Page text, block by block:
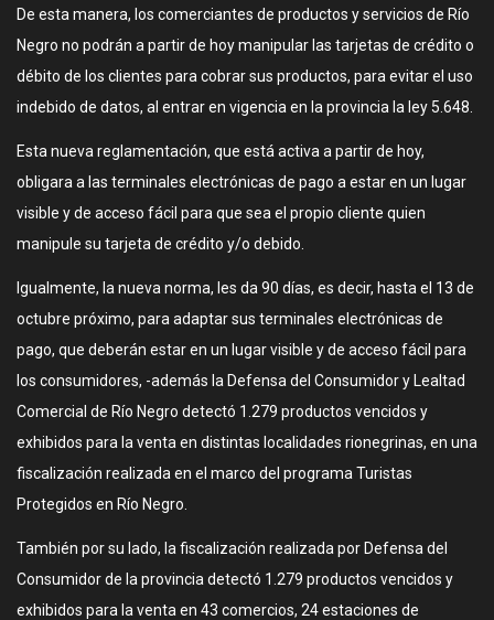
De esta manera, los comerciantes de productos y servicios de Río
Negro no podrán a partir de hoy manipular las tarjetas de crédito o
débito de los clientes para cobrar sus productos, para evitar el uso
indebido de datos, al entrar en vigencia en la provincia la ley 5.648.
Esta nueva reglamentación, que está activa a partir de hoy,
obligara a las terminales electrónicas de pago a estar en un lugar
visible y de acceso fácil para que sea el propio cliente quien
manipule su tarjeta de crédito y/o debido.
Igualmente, la nueva norma, les da 90 días, es decir, hasta el 13 de
octubre próximo, para adaptar sus terminales electrónicas de
pago, que deberán estar en un lugar visible y de acceso fácil para
los consumidores, -además la Defensa del Consumidor y Lealtad
Comercial de Río Negro detectó 1.279 productos vencidos y
exhibidos para la venta en distintas localidades rionegrinas, en una
fiscalización realizada en el marco del programa Turistas
Protegidos en Río Negro.
También por su lado, la fiscalización realizada por Defensa del
Consumidor de la provincia detectó 1.279 productos vencidos y
exhibidos para la venta en 43 comercios, 24 estaciones de